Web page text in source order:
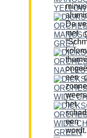
De
met
een
het
een
wordt.